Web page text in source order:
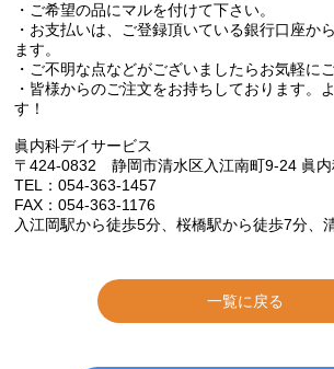
・ご希望の品にマルを付けて下さい。
・お支払いは、ご登録頂いている銀行口座か
ます。
・ご不明な点などがございましたらお気軽に
・皆様からのご注文をお持ちしております。
す！
眞内科デイサービス
〒424-0832 静岡市清水区入江南町9-24 眞内
TEL：054-363-1457
FAX：054-363-1176
入江岡駅から徒歩5分、桜橋駅から徒歩7分、
一覧に戻る